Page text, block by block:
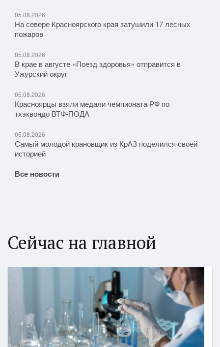
05.08.2026
На севере Красноярского края затушили 17 лесных
пожаров
05.08.2026
В крае в августе «Поезд здоровья» отправится в
Ужурский округ
05.08.2026
Красноярцы взяли медали чемпионата РФ по
тхэквондо ВТФ-ПОДА
05.08.2026
Самый молодой крановщик из КрАЗ поделился своей
историей
Все новости
Сейчас на главной